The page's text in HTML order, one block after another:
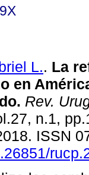
L.. La
en
Rev.
n.1,
ISSN